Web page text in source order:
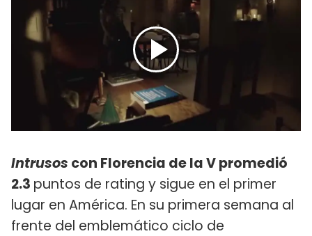
Intrusos con Florencia de la V promedió
2.3 puntos de rating y sigue en el primer
lugar en América. En su primera semana al
frente del emblemático ciclo de